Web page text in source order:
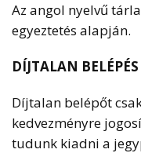
Az angol nyelvű
egyeztetés alapján.
DÍJTALAN BELÉPÉS
Díjtalan belépőt
kedvezményre
tudunk kiadni a